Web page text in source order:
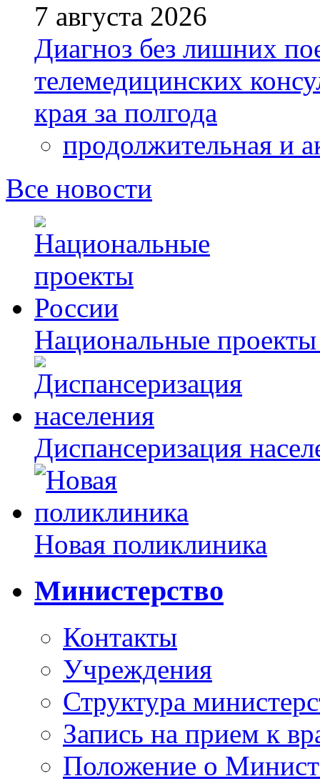
7 августа 2026
Диагноз без лишних
телемедицинских
края за полгода
продолжительная и
Все новости
Национальные
Диспансеризация
Новая поликлиника
Министерство
Контакты
Учреждения
Структура
Запись на прием к
Положение о